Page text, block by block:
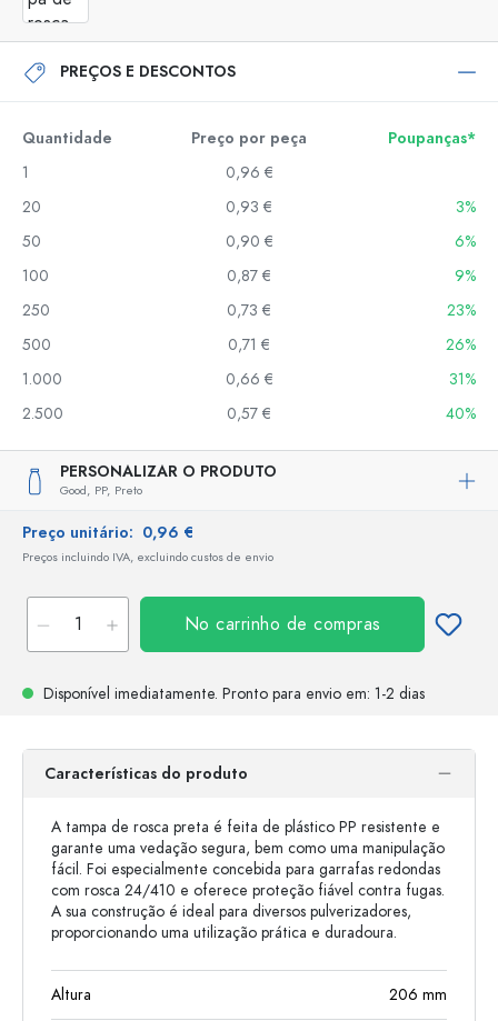
PREÇOS E DESCONTOS
Quantidade Preço por peça
Poupanças*
1
0,96 €
20
0,93 €
3%
50
0,90 €
6%
100
0,87 €
9%
250
0,73 €
23%
500
0,71 €
26%
1.000
0,66 €
31%
2.500
0,57 € 40%
PERSONALIZAR O PRODUTO
Good, PP, Preto
Preço unitário: 0,96 €
Preços incluindo IVA, excluindo custos de envio
No carrinho de compras
Disponível imediatamente. Pronto para envio em: 1-2 dias
Características do produto
A tampa de rosca preta é feita de plástico PP resistente e
garante uma vedação segura, bem como uma manipulação
fácil. Foi especialmente concebida para garrafas redondas
com rosca 24/410 e oferece proteção fiável contra fugas.
A sua construção é ideal para diversos pulverizadores,
proporcionando uma utilização prática e duradoura.
Altura 206 mm